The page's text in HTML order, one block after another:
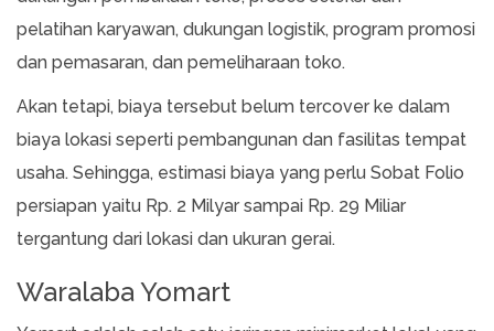
pelatihan karyawan, dukungan logistik, program promosi
dan pemasaran, dan pemeliharaan toko.
Akan tetapi, biaya tersebut belum tercover ke dalam
biaya lokasi seperti pembangunan dan fasilitas tempat
usaha. Sehingga, estimasi biaya yang perlu Sobat Folio
persiapan yaitu Rp. 2 Milyar sampai Rp. 29 Miliar
tergantung dari lokasi dan ukuran gerai.
Waralaba Yomart